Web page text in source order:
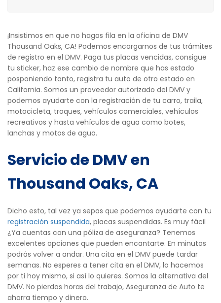
¡Insistimos en que no hagas fila en la oficina de DMV
Thousand Oaks, CA! Podemos encargarnos de tus trámites
de registro en el DMV. Paga tus placas vencidas, consigue
tu sticker, haz ese cambio de nombre que has estado
posponiendo tanto, registra tu auto de otro estado en
California. Somos un proveedor autorizado del DMV y
podemos ayudarte con la registración de tu carro, traila,
motocicleta, troques, vehículos comerciales, vehículos
recreativos y hasta vehículos de agua como botes,
lanchas y motos de agua.
Servicio de DMV en
Thousand Oaks, CA
Dicho esto, tal vez ya sepas que podemos ayudarte con tu
registración suspendida, placas suspendidas. Es muy fácil
¿Ya cuentas con una póliza de aseguranza? Tenemos
excelentes opciones que pueden encantarte. En minutos
podrás volver a andar. Una cita en el DMV puede tardar
semanas. No esperes a tener cita en el DMV, lo hacemos
por ti hoy mismo, si así lo quieres. Somos la alternativa del
DMV. No pierdas horas del trabajo, Aseguranza de Auto te
ahorra tiempo y dinero.